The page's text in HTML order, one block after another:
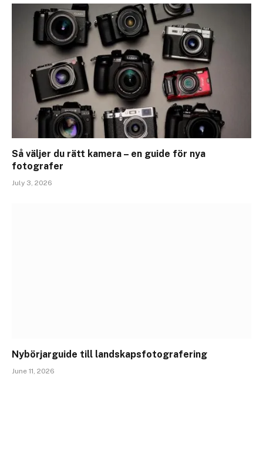
Så väljer du rätt kamera – en guide för nya
fotografer
July 3, 2026
Nybörjarguide till landskapsfotografering
June 11, 2026